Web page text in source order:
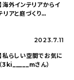
海外インテリアからイ
アと庭づくり
2023.7.11
私らしい空間でお気に
3ki_____mさん）